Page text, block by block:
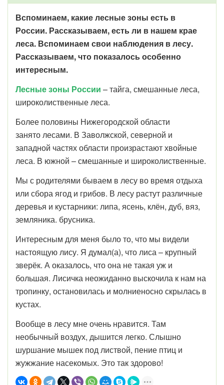
Вспоминаем, какие лесные зоны есть в
России. Рассказываем, есть ли в нашем крае
леса. Вспоминаем свои наблюдения в лесу.
Рассказываем, что показалось особенно
интересным.
Лесные зоны России – тайга, смешанные леса,
широколиственные леса.
Более половины Нижегородской области
занято лесами. В Заволжской, северной и
западной частях области произрастают хвойные
леса. В южной – смешанные и широколиственные.
Мы с родителями бываем в лесу во время отдыха
или сбора ягод и грибов. В лесу растут различные
деревья и кустарники: липа, ясень, клён, дуб, вяз,
земляника. брусника.
Интересным для меня было то, что мы видели
настоящую лису. Я думал(а), что лиса – крупный
зверёк. А оказалось, что она не такая уж и
большая. Лисичка неожиданно выскочила к нам на
тропинку, остановилась и молниеносно скрылась в
кустах.
Вообще в лесу мне очень нравится. Там
необычный воздух, дышится легко. Слышно
шуршание мышек под листвой, пение птиц и
жужжание насекомых. Это так здорово!